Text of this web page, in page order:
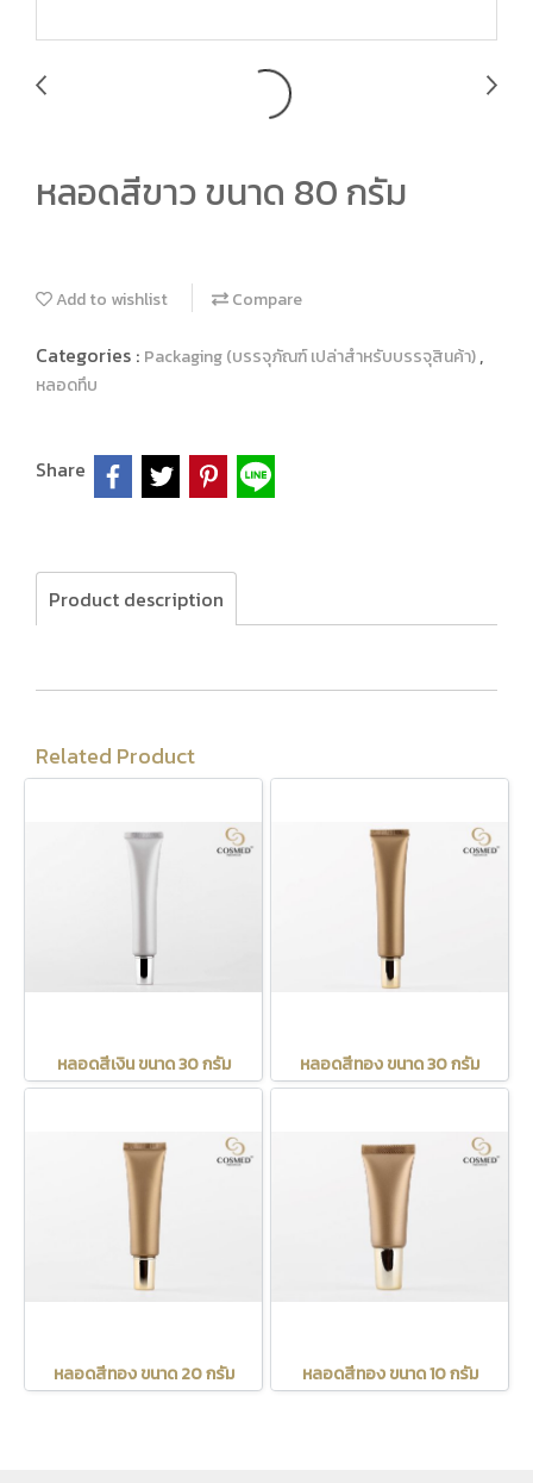
หลอดสีขาว ขนาด 80 กรัม
Add to wishlist Compare
Categories : Packaging (บรรจุภัณฑ์ เปล่าสำหรับบรรจุสินค้า),
หลอดทึบ
Share
Product description
Related Product
หลอดสีเงิน ขนาด 30 กรัม หลอดสีทอง ขนาด 30 กรัม
หลอดสีทอง ขนาด 20 กรัม หลอดสีทอง ขนาด 10 กรัม